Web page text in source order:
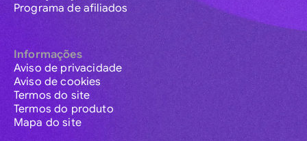
Programa de afiliados
Informações
Aviso de privacidade
Aviso de cookies
Termos do site
Termos do produto
Mapa do site